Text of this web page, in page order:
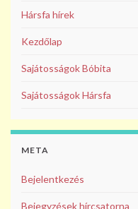
Hársfa hírek
Kezdőlap
Sajátosságok Bóbita
Sajátosságok Hársfa
META
Bejelentkezés
Bejegyzések hírcsatorna